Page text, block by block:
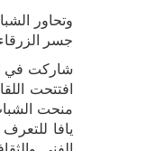
وتحاور
جسر
شاركت في
افتتحت
منحت
يافا